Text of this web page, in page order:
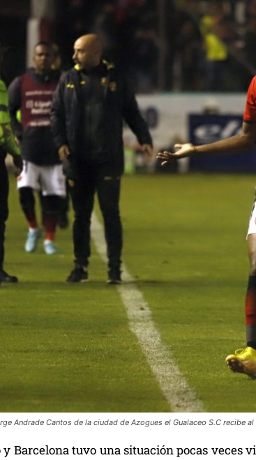
Andrade Cantos de la ciudad de Azogues el Gualaceo S.C recibe
Barcelona tuvo una situación pocas veces